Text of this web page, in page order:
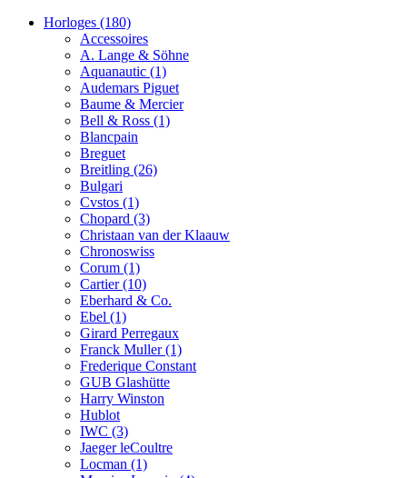
Horloges (180)
Accessoires
A. Lange & Söhne
Aquanautic (1)
Audemars Piguet
Baume & Mercier
Bell & Ross (1)
Blancpain
Breguet
Breitling (26)
Bulgari
Cvstos (1)
Chopard (3)
Christaan van der Klaauw
Chronoswiss
Corum (1)
Cartier(10)
Eberhard & Co.
Ebel (1)
Girard Perregaux
Franck Muller(1)
Frederique Constant
GUB Glashütte
Harry Winston
Hublot
IWC (3)
Jaeger leCoultre
Locman (1)